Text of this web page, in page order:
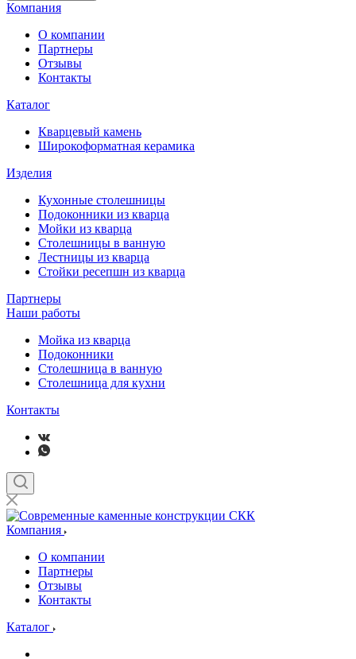
Компания
О компании
Партнеры
Отзывы
Контакты
Каталог
Кварцевый камень
Широкоформатная керамика
Изделия
Кухонные столешницы
Подоконники из кварца
Мойки из кварца
Столешницы в ванную
Лестницы из кварца
Стойки ресепшн из кварца
Партнеры
Наши работы
Мойка из кварца
Подоконники
Столешница в ванную
Столешница для кухни
Контакты
Компания
О компании
Партнеры
Отзывы
Контакты
Каталог